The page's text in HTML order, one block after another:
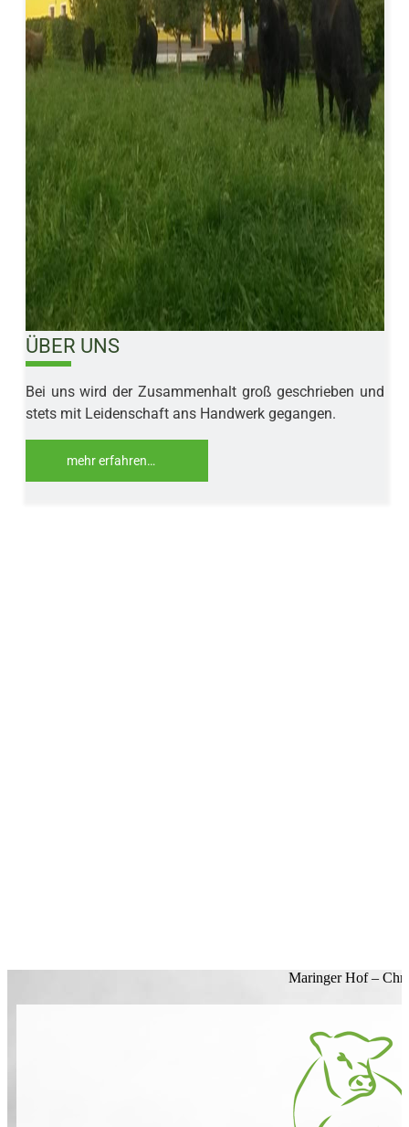
ÜBER UNS
Bei uns wird der Zusammenhalt groß geschrieben und
stets mit Leidenschaft ans Handwerk gegangen.
mehr erfahren…
Maringer Hof –